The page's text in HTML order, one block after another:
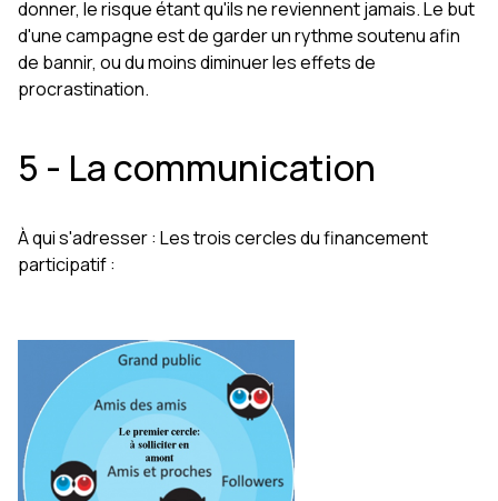
donner, le risque étant qu'ils ne reviennent jamais. Le but
d'une campagne est de garder un rythme soutenu afin
de bannir, ou du moins diminuer les effets de
procrastination.
5 - La communication
À qui s'adresser : Les trois cercles du financement
participatif :